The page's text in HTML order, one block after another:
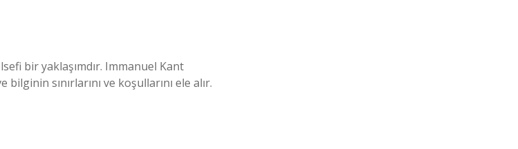
bir yaklaşımdır. Immanuel Kant
sınırlarını ve koşullarını ele alır.